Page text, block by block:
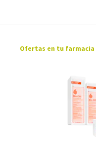
Ofertas en tu farmacia